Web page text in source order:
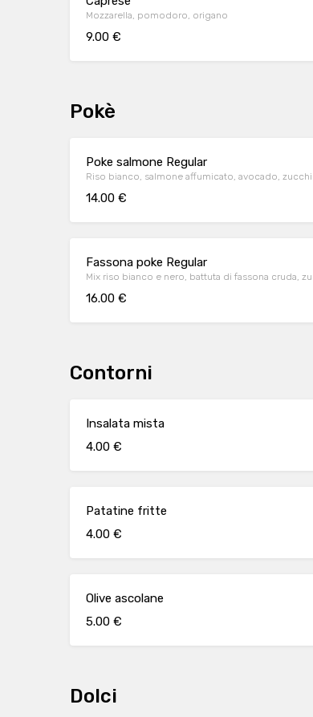
Mozzarella, pomodoro, origano
9.00 €
Pokè
Poke salmone Regular
Riso bianco, salmone affumicato, avocado,
14.00 €
Fassona poke Regular
Mix riso bianco e nero, battuta di fassona cruda,
16.00 €
Contorni
Insalata mista
4.00 €
Patatine fritte
4.00 €
Olive ascolane
5.00 €
Dolci